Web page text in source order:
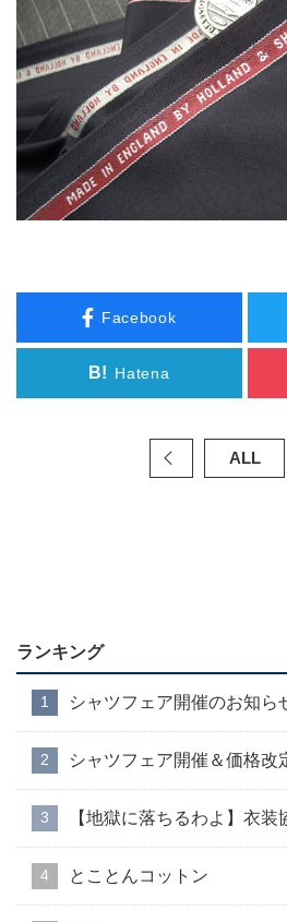
Facebook
B! Hatena
ALL
ランキング
シャツフェア開催のお知ら
シャツフェア開催＆価格改
【地獄に落ちるわよ】衣
とことんコットン